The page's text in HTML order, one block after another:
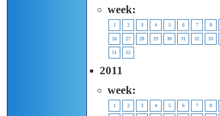
week:
1 2 3 4 5 6 7 8
26 27 28 29 30 31 32 33
51 52
2011
week:
1 2 3 4 5 6 7 8